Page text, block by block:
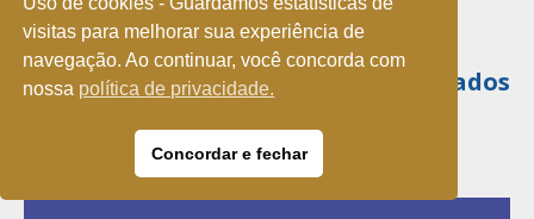
Confira pagamentos e tributos adiados
visitas para melhorar sua experiência de
navegação. Ao continuar, você concorda com
nossa política de privacidade.
Concordar e fechar